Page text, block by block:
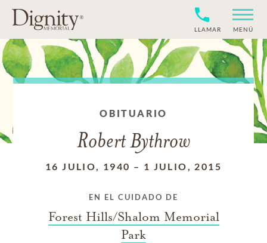
LLAMAR MENÚ
OBITUARIO
Robert Bythrow
16 JULIO, 1940 – 1 JULIO, 2015
EN EL CUIDADO DE
Forest Hills/Shalom Memorial
Park